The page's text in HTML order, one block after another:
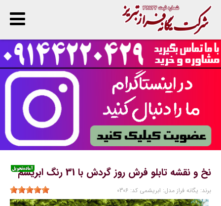
نخ و نقشه تابلو فرش روز گردش با 31 رنگ ابریشم
برند: یگانه فراز مدل: ابریشمی کد: 0306